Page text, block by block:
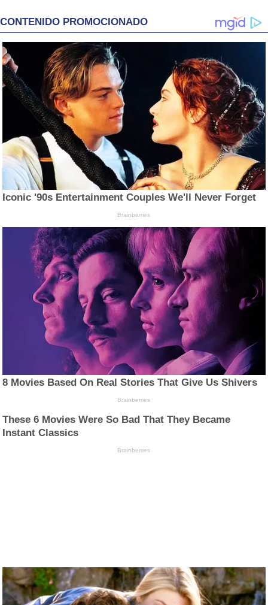
CONTENIDO PROMOCIONADO
Iconic '90s Entertainment Couples We'll Never Forget
Brainberries
8 Movies Based On Real Stories That Give Us Shivers
Brainberries
These 6 Movies Were So Bad That They Became
Instant Classics
Brainberries